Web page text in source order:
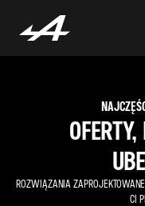
ROZWIĄZANIA
CI